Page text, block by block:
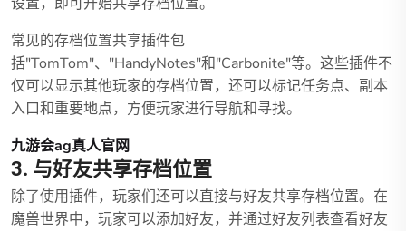
常见的存档位置共享插件包
括"TomTom"、"HandyNotes"和"Carbonite"等。这些插件不
仅可以显示其他玩家的存档位置，还可以标记任务点、副本
入口和重要地点，方便玩家进行导航和寻找。
九游会ag真人官网
3. 与好友共享存档位置
除了使用插件，玩家们还可以直接与好友共享存档位置。在
魔兽世界中，玩家可以添加好友，并通过好友列表查看好友